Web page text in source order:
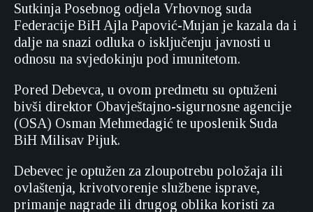
Sutkinja Posebnog odjela Vrhovnog suda
Federacije BiH Ajla Papović-Mujan je kazala da i
dalje na snazi odluka o isključenju javnosti u
odnosu na svjedokinju pod imunitetom.
Pored Debevca, u ovom predmetu su optuženi
bivši direktor Obavještajno-sigurnosne agencije
(OSA) Osman Mehmedagić te uposlenik Suda
BiH Milisav Pijuk.
Debevec je optužen za zloupotrebu položaja ili
ovlaštenja, krivotvorenje službene isprave,
primanje nagrade ili drugog oblika koristi za